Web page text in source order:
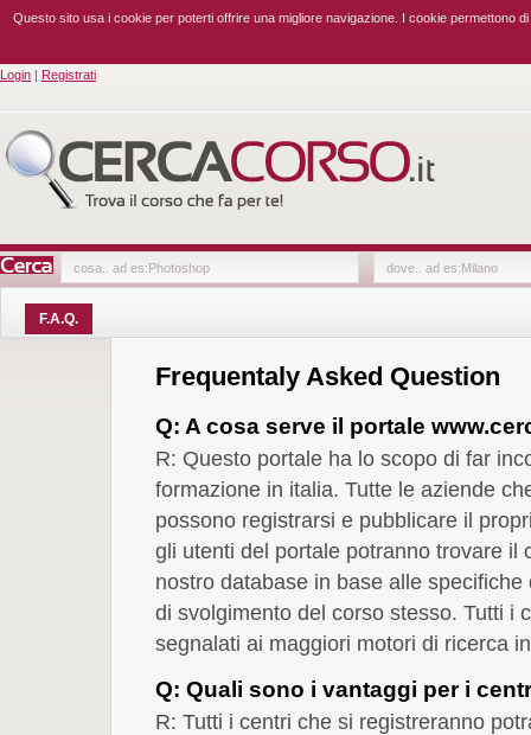
Questo sito usa i cookie per poterti offrire una migliore navigazione. I cookie permettono
Login | Registrati
F.A.Q.
Frequentaly Asked Question
Q: A cosa serve il portale
R: Questo portale ha lo scopo di far
formazione in italia. Tutte le aziende
possono registrarsi e pubblicare il
gli utenti del portale potranno trovare il
nostro database in base alle
di svolgimento del corso stesso. Tutti i
segnalati ai maggiori motori di ricerca
Q: Quali sono i vantaggi per i
R: Tutti i centri che si registreranno